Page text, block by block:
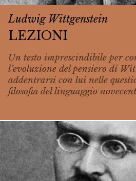
Ludwig Wittgenstein
LEZIONI
Un testo imprescindibile per
l’evoluzione del pensiero di
addentrarsi con lui nelle
filosofia del linguaggio